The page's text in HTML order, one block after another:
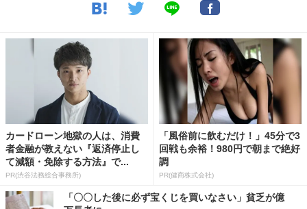
カードローン地獄の人は、消費
者金融が教えない『返済停止し
て減額・免除する方法』で...
PR(渋谷法務総合事務所)
「風俗前に飲むだけ！」45分で3
回戦も余裕！980円で朝まで絶好
調
PR(健商株式会社)
「〇〇した後に必ず宝くじを買いなさい」貧乏が億